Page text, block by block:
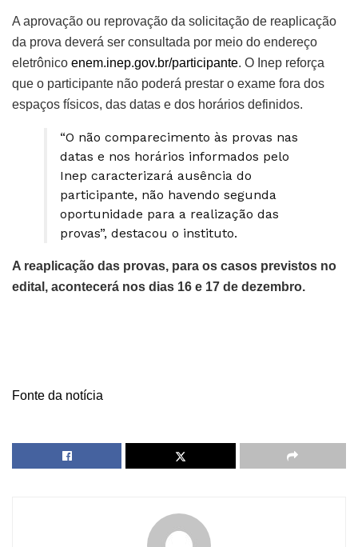
A aprovação ou reprovação da solicitação de reaplicação
da prova deverá ser consultada por meio do endereço
eletrônico enem.inep.gov.br/participante. O Inep reforça
que o participante não poderá prestar o exame fora dos
espaços físicos, das datas e dos horários definidos.
“O não comparecimento às provas nas
datas e nos horários informados pelo
Inep caracterizará ausência do
participante, não havendo segunda
oportunidade para a realização das
provas”, destacou o instituto.
A reaplicação das provas, para os casos previstos no
edital, acontecerá nos dias 16 e 17 de dezembro.
Fonte da notícia